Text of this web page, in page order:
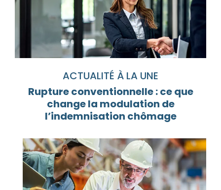
ACTUALITÉ À LA UNE
Rupture conventionnelle : ce que
change la modulation de
l’indemnisation chômage